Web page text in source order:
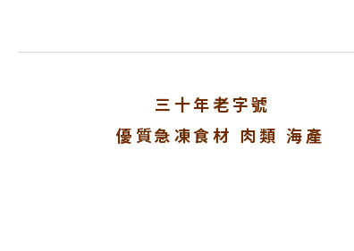
三十年老字號
優質急凍食材 肉類 海產